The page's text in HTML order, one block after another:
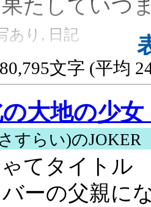
tori』のブ
木造の橋と浴
, 掌編小説, ほぼ一
果たしてい
あり, 日記
文字 (平均
大地の少女
すらい)のJOKER
タイトル
ーの父親に